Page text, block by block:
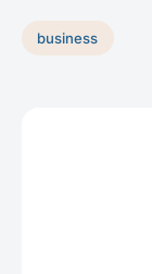
business